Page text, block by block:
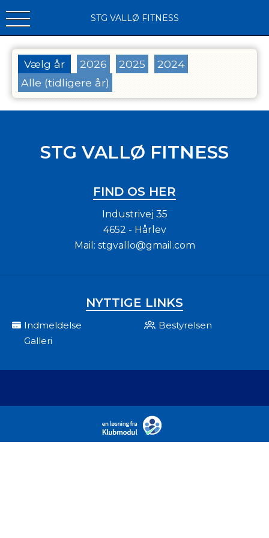
STG VALLØ FITNESS
Vælg år 2026 2025
2024
Alle (tidligere år)
STG VALLØ FITNESS
FIND OS HER
Industrivej 35
4652 - Hårlev
Mail: stgvallo@gmail.com
NYTTIGE LINKS
Indmeldelse
Bestyrelsen
Galleri